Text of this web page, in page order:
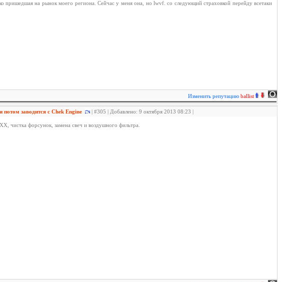
пришедшая на рынок моего региона. Сейчас у меня она, но lwvf. со следующий страховкой перейду всетаки
Изменить репутацию ballist
заводится с Chek Engine | #305 | Добавлено: 9 октября 2013 08:23 |
чистка форсунок, замена свеч и воздушного фильтра.